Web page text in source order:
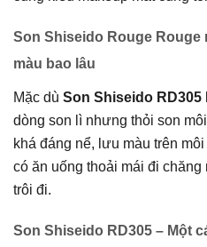
Son Shiseido Rouge Rouge
màu bao lâu
Mặc dù Son Shiseido RD305
dòng son lì nhưng thỏi son
khá đáng nể, lưu màu trên
có ăn uống thoải mái đi
trôi đi.
Son Shiseido RD305 – Một